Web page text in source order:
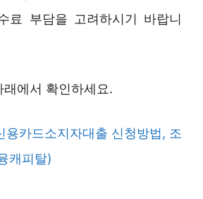
료 부담을 고려하시기 바랍니
에서 확인하세요.
용카드소지자대출 신청방법, 조
캐피탈)